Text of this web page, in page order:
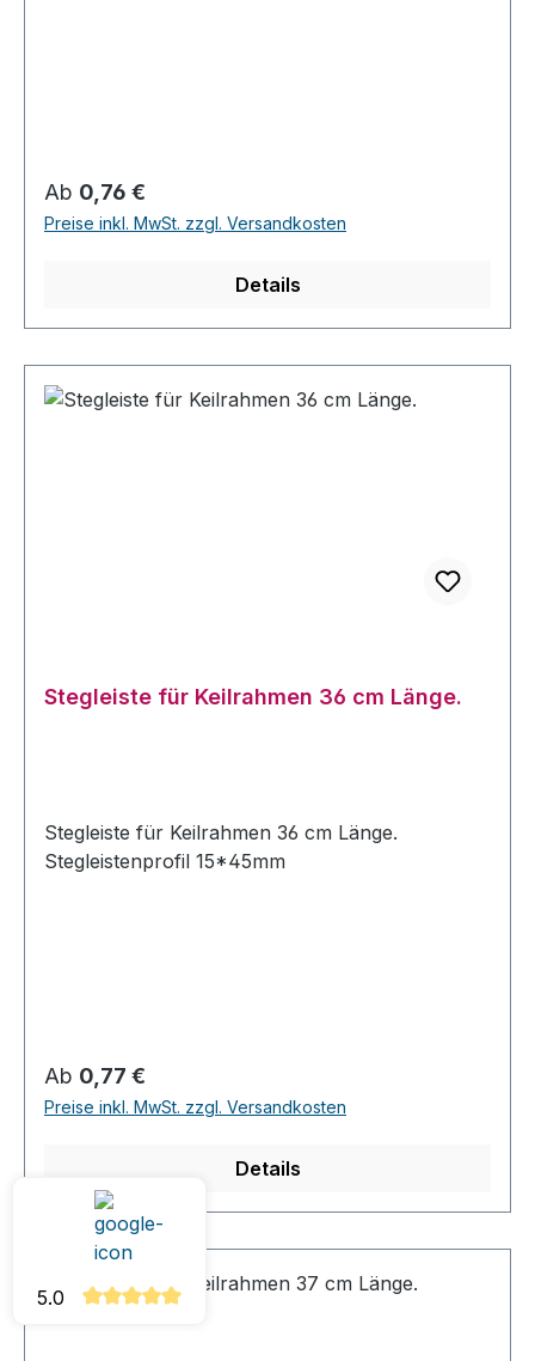
Regulärer Preis:
Ab 0,76 €
Preise inkl. MwSt. zzgl. Versandkosten
Details
Stegleiste für Keilrahmen 36 cm Länge.
Stegleiste für Keilrahmen 36 cm Länge.
Stegleistenprofil 15*45mm
Regulärer Preis:
Ab 0,77 €
Preise inkl. MwSt. zzgl. Versandkosten
Details
5.0